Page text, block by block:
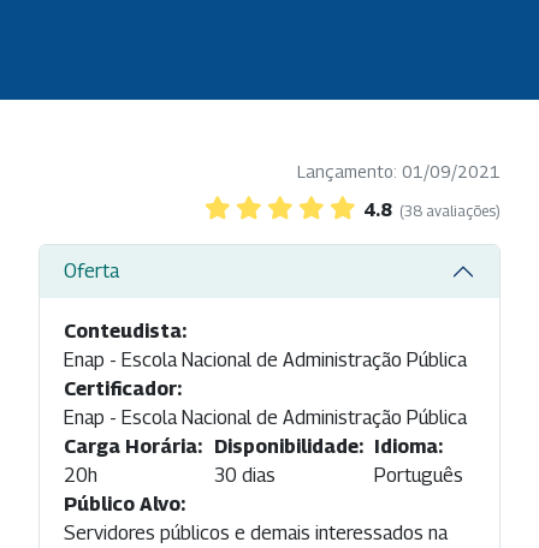
Lançamento: 01/09/2021
4.8 (38 avaliações)
Oferta
Conteudista:
Enap - Escola Nacional de Administração Pública
Certificador:
Enap - Escola Nacional de Administração Pública
Carga Horária:
20h
Disponibilidade:
30 dias
Idioma:
Português
Público Alvo:
Servidores públicos e demais interessados na